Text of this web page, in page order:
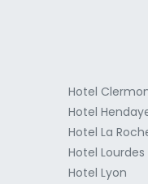
Hotel
Hotel
Hotel La
Hotel Lourdes
Hotel Lyon